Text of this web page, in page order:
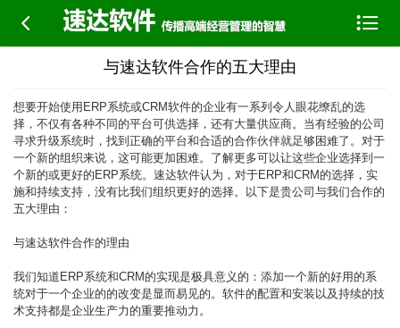
 
与速达软件合作的五大理由
想要开始使用ERP系统或CRM软件的企业有一系列令人眼花缭乱的选
择，不仅有各种不同的平台可供选择，还有大量供应商。当有经验的公司
寻求升级系统时，找到正确的平台和合适的合作伙伴就足够困难了。对于
一个新的组织来说，这可能更加困难。了解更多可以让这些企业选择到一
个新的或更好的ERP系统。速达软件认为，对于ERP和CRM的选择，实
施和持续支持，没有比我们组织更好的选择。以下是贵公司与我们合作的
五大理由：
与速达软件合作的理由
我们知道ERP系统和CRM的实现是极具意义的：添加一个新的好用的系
统对于一个企业的的改变是显而易见的。软件的配置和安装以及持续的技
术支持都是企业生产力的重要推动力。